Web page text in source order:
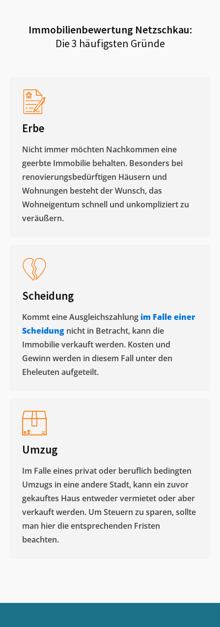
Immobilienbewertung Netzschkau:
Die 3 häufigsten Gründe
Erbe
Nicht immer möchten Nachkommen eine
geerbte Immobilie behalten. Besonders bei
renovierungsbedürftigen Häusern und
Wohnungen besteht der Wunsch, das
Wohneigentum schnell und unkompliziert zu
veräußern. ​
Scheidung
Kommt eine Ausgleichszahlung im Falle einer
Scheidung nicht in Betracht, kann die
Immobilie verkauft werden. Kosten und
Gewinn werden in diesem Fall unter den
Eheleuten aufgeteilt.​
Umzug
Im Falle eines privat oder beruflich bedingten
Umzugs in eine andere Stadt, kann ein zuvor
gekauftes Haus entweder vermietet oder aber
verkauft werden. Um Steuern zu sparen, sollte
man hier die entsprechenden Fristen
beachten.